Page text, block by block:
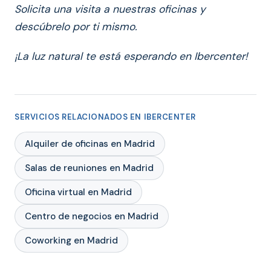
Solicita una visita a nuestras oficinas y
descúbrelo por ti mismo.
¡La luz natural te está esperando en Ibercenter!
SERVICIOS RELACIONADOS EN IBERCENTER
Alquiler de oficinas en Madrid
Salas de reuniones en Madrid
Oficina virtual en Madrid
Centro de negocios en Madrid
Coworking en Madrid